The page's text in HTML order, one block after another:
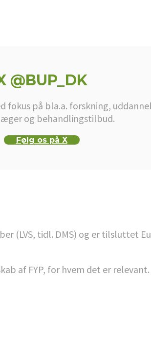
@BUP_DK
fokus på bla.a. forskning,
og behandlingstilbud.
Følg os på X
(LVS, tidl. DMS) og er tilsluttet
af FYP, for hvem det er